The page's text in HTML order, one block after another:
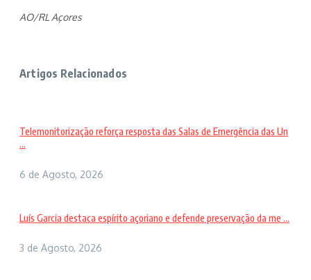
AO/RL Açores
Artigos Relacionados
Telemonitorização reforça resposta das Salas de Emergência das Un
...
6 de Agosto, 2026
Luís Garcia destaca espírito açoriano e defende preservação da me ...
3 de Agosto, 2026